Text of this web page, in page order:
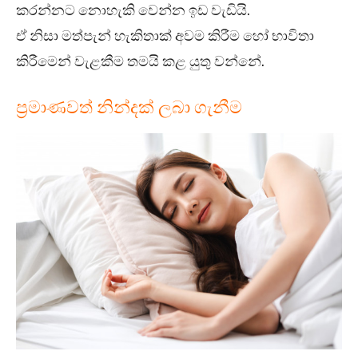
කරන්නට නොහැකි වෙන්න ඉඩ වැඩියි.
ඒ නිසා මත්පැන් හැකිතාක් අවම කිරීම හෝ භාවිතා
කිරීමෙන් වැළකීම තමයි කළ යුතු වන්නේ.
ප්‍රමාණවත් නින්දක් ලබා ගැනීම